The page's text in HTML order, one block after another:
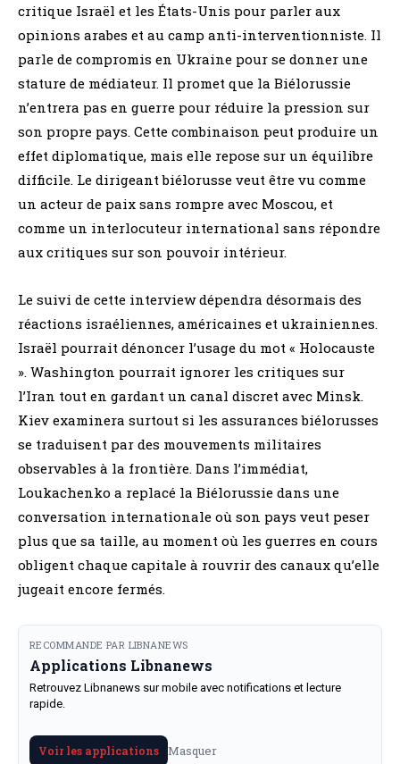
critique Israël et les États-Unis pour parler aux
opinions arabes et au camp anti-interventionniste. Il
parle de compromis en Ukraine pour se donner une
stature de médiateur. Il promet que la Biélorussie
n’entrera pas en guerre pour réduire la pression sur
son propre pays. Cette combinaison peut produire un
effet diplomatique, mais elle repose sur un équilibre
difficile. Le dirigeant biélorusse veut être vu comme
un acteur de paix sans rompre avec Moscou, et
comme un interlocuteur international sans répondre
aux critiques sur son pouvoir intérieur.
Le suivi de cette interview dépendra désormais des
réactions israéliennes, américaines et ukrainiennes.
Israël pourrait dénoncer l’usage du mot « Holocauste
». Washington pourrait ignorer les critiques sur
l’Iran tout en gardant un canal discret avec Minsk.
Kiev examinera surtout si les assurances biélorusses
se traduisent par des mouvements militaires
observables à la frontière. Dans l’immédiat,
Loukachenko a replacé la Biélorussie dans une
conversation internationale où son pays veut peser
plus que sa taille, au moment où les guerres en cours
obligent chaque capitale à rouvrir des canaux qu’elle
jugeait encore fermés.
RECOMMANDE PAR LIBNANEWS
Applications Libnanews
Retrouvez Libnanews sur mobile avec notifications et lecture
rapide.
Voir les applications Masquer